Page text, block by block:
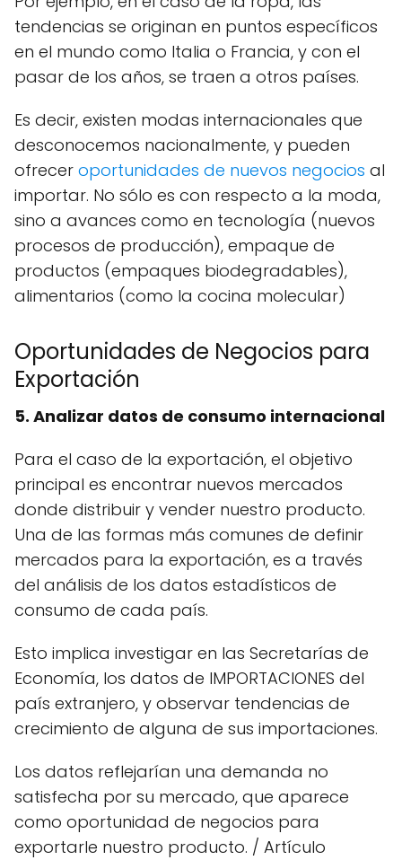
tendencias se originan en puntos específicos
en el mundo como Italia o Francia, y con el
pasar de los años, se traen a otros países.
Es decir, existen modas internacionales que
desconocemos nacionalmente, y pueden
ofrecer oportunidades de nuevos negocios al
importar. No sólo es con respecto a la moda,
sino a avances como en tecnología (nuevos
procesos de producción), empaque de
productos (empaques biodegradables),
alimentarios (como la cocina molecular)
Oportunidades de Negocios para
Exportación
5. Analizar datos de consumo internacional
Para el caso de la exportación, el objetivo
principal es encontrar nuevos mercados
donde distribuir y vender nuestro producto.
Una de las formas más comunes de definir
mercados para la exportación, es a través
del análisis de los datos estadísticos de
consumo de cada país.
Esto implica investigar en las Secretarías de
Economía, los datos de IMPORTACIONES del
país extranjero, y observar tendencias de
crecimiento de alguna de sus importaciones.
Los datos reflejarían una demanda no
satisfecha por su mercado, que aparece
como oportunidad de negocios para
exportarle nuestro producto. / Artículo